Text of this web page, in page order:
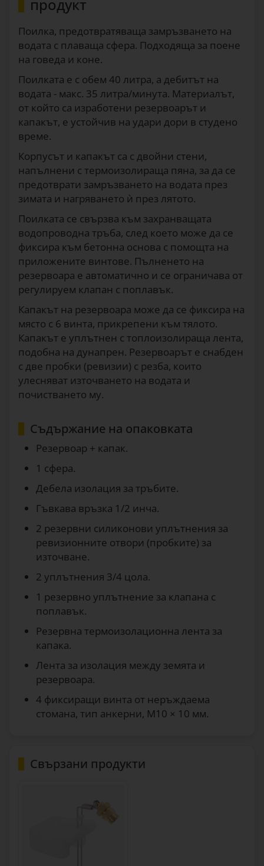
продукт
Поилка, предотвратяваща замръзването на
водата с плаваща сфера. Подходяща за поене
на говеда и коне.
Поилката е с обем 40 литра, а дебитът на
водата - макс. 35 литра/минута. Материалът,
от който са изработени резервоарът и
капакът, е устойчив на удари дори в студено
време.
Корпусът и капакът са с двойни стени,
напълнени с термоизолираща пяна, за да се
предотврати замръзването на водата през
зимата и нагряването ѝ през лятото.
Поилката се свързва към захранващата
водопроводна тръба, след което може да се
фиксира към бетонна основа с помощта на
приложените винтове. Пълненето на
резервоара е автоматично и се ограничава от
регулируем клапан с поплавък.
Капакът на резервоара може да се фиксира на
място с 6 винта, прикрепени към тялото.
Капакът е уплътнен с топлоизолираща лента,
подобна на дунапрен. Резервоарът е снабден
с две пробки (ревизии) с резба, които
улесняват източването на водата и
почистването му.
Съдържание на опаковката
Резервоар + капак.
1 сфера.
Дебела изолация за тръбите.
Гъвкава връзка 1/2 инча.
2 резервни силиконови уплътнения за
ревизионните отвори (пробките) за
източване.
2 уплътнения 3/4 цола.
1 резервно уплътнение за клапана с
поплавък.
Резервна термоизолационна лента за
капака.
Лента за изолация между земята и
резервоара.
4 фиксиращи винта от неръждаема
стомана, тип анкерни, M10 × 10 мм.
Свързани продукти